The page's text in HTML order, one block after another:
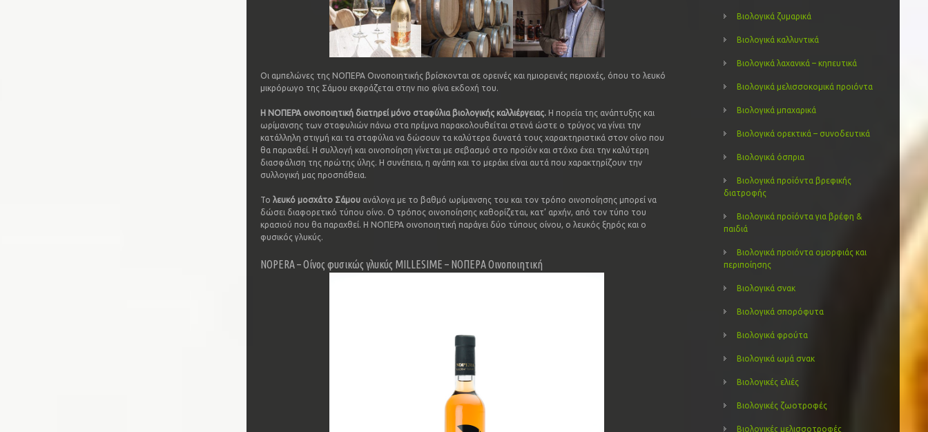
Οι αμπελώνες της ΝΟΠΕΡΑ Οινοποιητικής βρίσκονται σε ορεινές και ημιορεινές περιοχές, όπου το λευκό
μικρόρωγο της Σάμου εκφράζεται στην πιο φίνα εκδοχή του.
Η ΝΟΠΕΡΑ οινοποιητική διατηρεί μόνο σταφύλια βιολογικής καλλιέργειας. Η πορεία της ανάπτυξης και
ωρίμανσης των σταφυλιών πάνω στα πρέμνα παρακολουθείται στενά ώστε ο τρύγος να γίνει την
κατάλληλη στιγμή και τα σταφύλια να δώσουν τα καλύτερα δυνατά τους χαρακτηριστικά στον οίνο που
θα παραχθεί. Η συλλογή και οινοποίηση γίνεται με σεβασμό στο προϊόν και στόχο έχει την καλύτερη
διασφάλιση της πρώτης ύλης. Η συνέπεια, η αγάπη και το μεράκι είναι αυτά που χαρακτηρίζουν την
συλλογική μας προσπάθεια.
Το λευκό μοσχάτο Σάμου ανάλογα με το βαθμό ωρίμανσης του και τον τρόπο οινοποίησης μπορεί να
δώσει διαφορετικό τύπου οίνο. Ο τρόπος οινοποίησης καθορίζεται, κατ’ αρχήν, από τον τύπο του
κρασιού που θα παραχθεί. Η ΝΟΠΕΡΑ οινοποιητική παράγει δύο τύπους οίνου, ο λευκός ξηρός και ο
φυσικός γλυκύς.
NOPERA – Οίνος φυσικώς γλυκύς MILLESIME – ΝΟΠΕΡΑ Οινοποιητική
Βιολογικά ζυμαρικά
Βιολογικά καλλυντικά
Βιολογικά λαχανικά – κηπευτικά
Βιολογικά μελισσοκομικά προιόντα
Βιολογικά μπαχαρικά
Βιολογικά ορεκτικά – συνοδευτικά
Βιολογικά όσπρια
Βιολογικά προϊόντα βρεφικής
διατροφής
Βιολογικά προϊόντα για βρέφη &
παιδιά
Βιολογικά προιόντα ομορφιάς και
περιποίησης
Βιολογικά σνακ
Βιολογικά σπορόφυτα
Βιολογικά φρούτα
Βιολογικά ωμά σνακ
Βιολογικές ελιές
Βιολογικές ζωοτροφές
Βιολογικές μελισσοτροφές